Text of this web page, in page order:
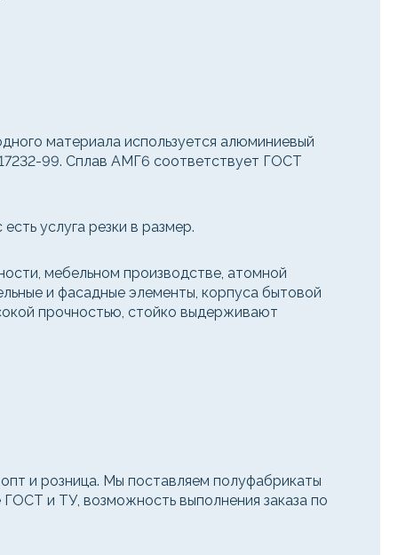
материала используется алюминиевый
99. Сплав АМГ6 соответствует ГОСТ
услуга резки в размер.
мебельном производстве, атомной
и фасадные элементы, корпуса бытовой
прочностью, стойко выдерживают
и розница. Мы поставляем полуфабрикаты
и ТУ, возможность выполнения заказа по